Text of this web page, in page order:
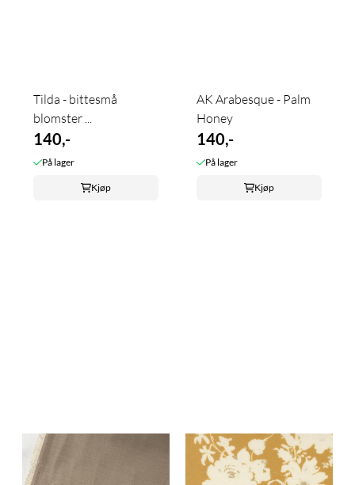
Tilda - bittesmå
blomster ...
140,-
På lager
Kjøp
AK Arabesque - Palm
Honey
140,-
På lager
Kjøp